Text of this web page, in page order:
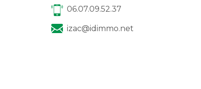
06.07.09.52.37
izac@idimmo.net